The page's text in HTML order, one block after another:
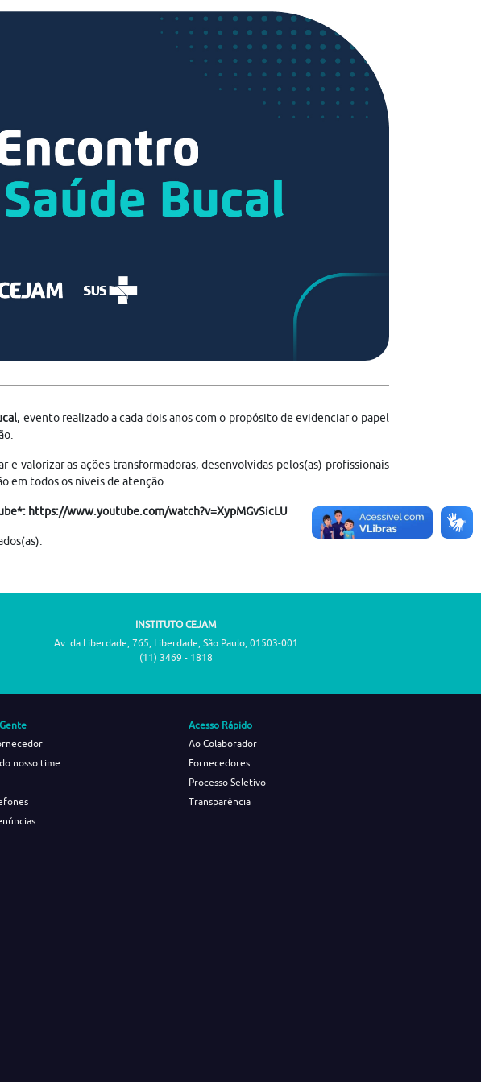
, evento realizado a cada dois anos com o propósito de evidenciar o papel
valorizar as ações transformadoras, desenvolvidas pelos(as) profissionais
em todos os níveis de atenção.
https://www.youtube.com/watch?v=XypMGvSicLU
INSTITUTO CEJAM
Av. da Liberdade, 765, Liberdade, São Paulo, 01503-001
(11) 3469 - 1818
nosso time
Acesso Rápido
Ao Colaborador
Fornecedores
Processo Seletivo
Transparência